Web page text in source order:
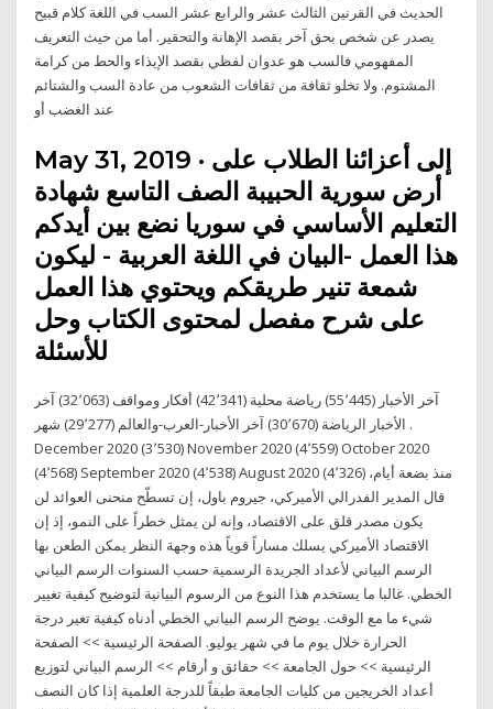
الحديث في القرنين الثالث عشر والرابع عشر السب في اللغة كلام قبيح
يصدر عن شخص بحق آخر بقصد الإهانة والتحقير. أما من حيث التعريف
المفهومي فالسب هو عدوان لفظي بقصد الإيذاء والحط من كرامة
المشتوم. ولا تخلو ثقافة من ثقافات الشعوب من عادة السب والشتائم
عند الغضب أو
May 31, 2019 · إلى أعزائنا الطلاب على
أرض سورية الحبيبة الصف التاسع شهادة
التعليم الأساسي في سوريا نضع بين أيدكم
هذا العمل -البيان في اللغة العربية - ليكون
شمعة تنير طريقكم ويحتوي هذا العمل
على شرح مفصل لمحتوى الكتاب وحل
للأسئلة
آخر الأخبار (55٬445) رياضة محلية (42٬341) أفكار ومواقف (32٬063) آخر
الأخبار الرياضة (30٬670) آخر الأخبار-العرب-والعالم (29٬277) شهر .
December 2020 (3٬530) November 2020 (4٬559) October 2020
(4٬568) September 2020 (4٬538) August 2020 (4٬326) منذ بضعة أيام،
قال المدير الفدرالي الأميركي، جيروم باول، إن تسطّح منحنى العوائد لن
يكون مصدر قلق على الاقتصاد، وإنه لن يمثل خطراً على النمو، إذ إن
الاقتصاد الأميركي يسلك مساراً قوياً هذه وجهة النظر يمكن الطعن بها
الرسم البياني لأعداد الجريدة الرسمية حسب السنوات الرسم البياني
الخطي. غالبا ما يستخدم هذا النوع من الرسوم البيانية لتوضيح كيفية تغيير
شيء ما مع الوقت. يوضح الرسم البياني الخطي أدناه كيفية تغير درجة
الحرارة خلال يوم ما في شهر يوليو. الصفحة الرئيسية >> الصفحة
الرئيسية >> حول الجامعة >> حقائق و أرقام >> الرسم البياني لتوزيع
أعداد الخريجين من كليات الجامعة طبقاً للدرجة العلمية إذا كان النصف